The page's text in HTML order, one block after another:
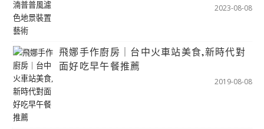
2023-08-08
飛娜手作廚房｜台中火車站美食,新時代對
面好吃早午餐推薦
2019-08-08